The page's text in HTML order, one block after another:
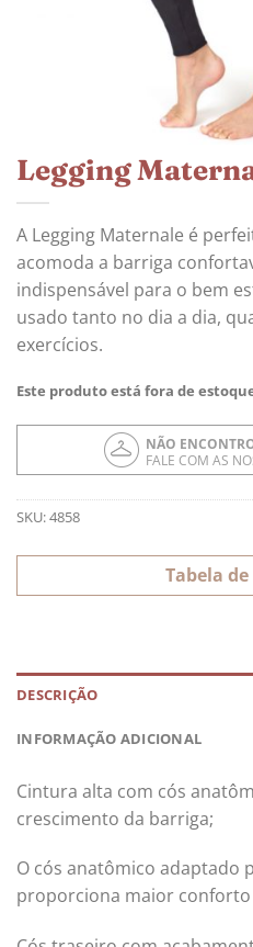
Legging
A Legging Maternale é
acomoda a barriga
indispensável para o bem
usado tanto no dia a dia,
exercícios.
Este produto está fora de
NÃO
FALE COM AS
SKU:4858
Tabela
DESCRIÇÃO
INFORMAÇÃO ADICIONAL
Cintura alta com cós
crescimento da barriga;
O cós anatômico adaptado
proporciona maior conforto